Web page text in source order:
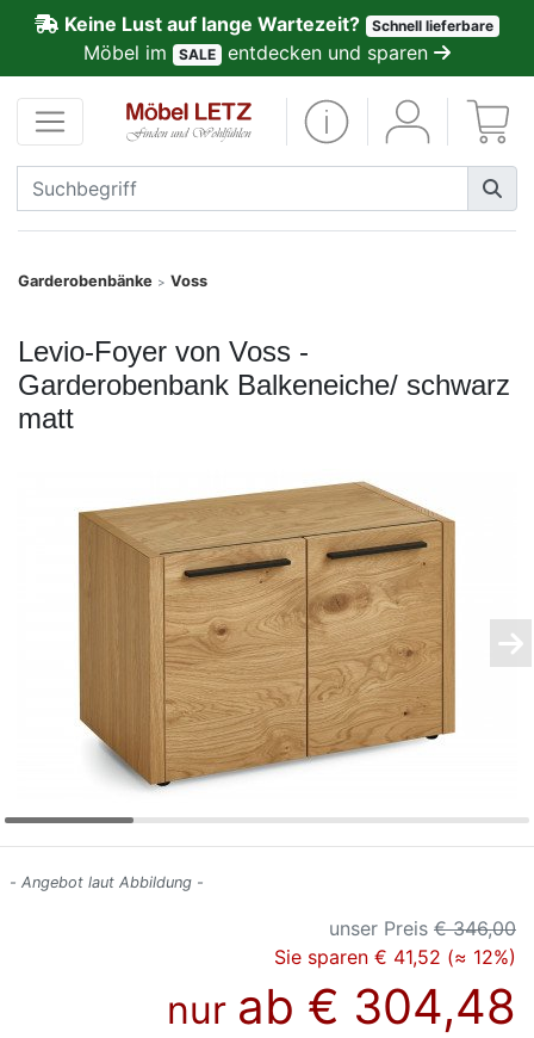
Keine Lust auf lange Wartezeit? Schnell lieferbare
Möbel im SALE entdecken und sparen
Garderobenbänke > Voss
Levio-Foyer von Voss -
Garderobenbank Balkeneiche/ schwarz
matt
- Angebot laut Abbildung -
unser Preis € 346,00
Sie sparen € 41,52 (≈ 12%)
nur ab € 304,48
Kundenmeinungen
Anmelden
PREMIUM
Schnell
SALE
Möbel-
Konfigurator
Finanzierung
Markenwelt
Letz-